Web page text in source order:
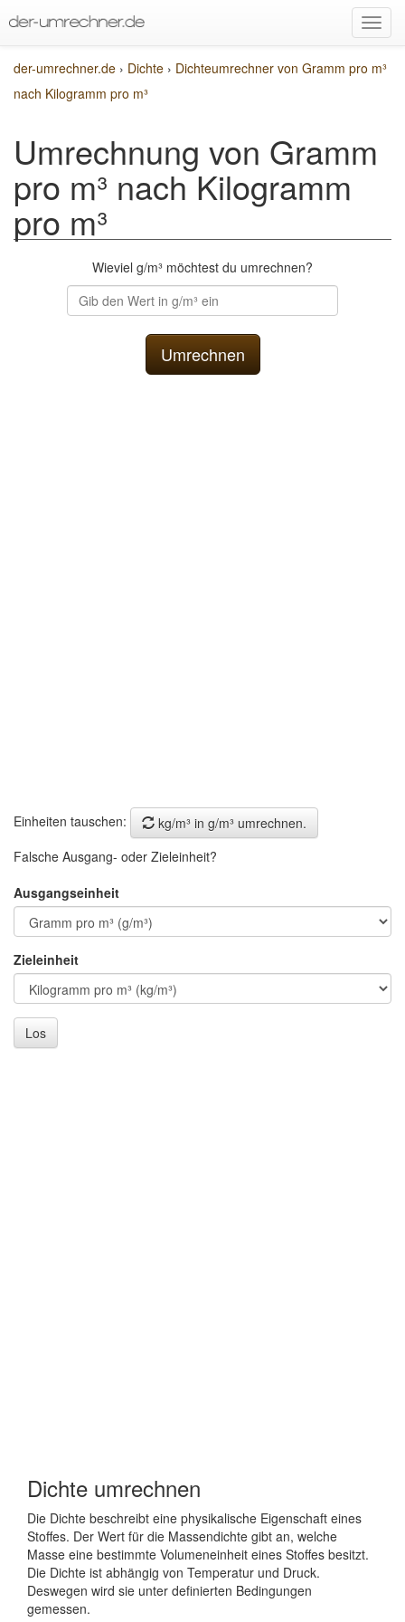
der-umrechner.de › Dichte › Dichteumrechner von Gramm pro m³
nach Kilogramm pro m³
Umrechnung von Gramm
pro m³ nach Kilogramm
pro m³
Wieviel g/m³ möchtest du umrechnen?
Einheiten tauschen:
kg/m³ in g/m³ umrechnen.
Falsche Ausgang- oder Zieleinheit?
Ausgangseinheit
Zieleinheit
Los
Dichte umrechnen
Die Dichte beschreibt eine physikalische Eigenschaft eines
Stoffes. Der Wert für die Massendichte gibt an, welche
Masse eine bestimmte Volumeneinheit eines Stoffes besitzt.
Die Dichte ist abhängig von Temperatur und Druck.
Deswegen wird sie unter definierten Bedingungen
gemessen.